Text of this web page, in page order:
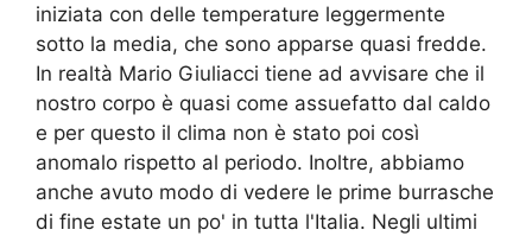
iniziata con delle temperature leggermente
sotto la media, che sono apparse quasi fredde.
In realtà Mario Giuliacci tiene ad avvisare che il
nostro corpo è quasi come assuefatto dal caldo
e per questo il clima non è stato poi così
anomalo rispetto al periodo. Inoltre, abbiamo
anche avuto modo di vedere le prime burrasche
di fine estate un po' in tutta l'Italia. Negli ultimi